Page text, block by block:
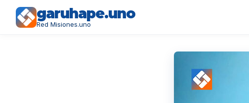
garuhape.uno
Red Misiones.uno